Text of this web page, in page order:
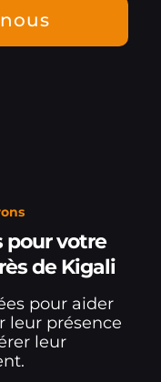
pour votre
de Kigali
pour aider
leur présence
leur